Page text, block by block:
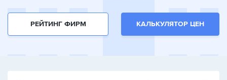
РЕЙТИНГ ФИРМ КАЛЬКУЛЯТОР ЦЕН